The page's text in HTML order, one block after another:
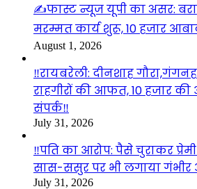
✍️फास्ट न्यूज यूपी का असर:
मरम्मत कार्य शुरू, 10 हजार
August 1, 2026
‼️रायबरेली: दीनशाह
राहगीरों की आफत, 10 हजार की
संपर्क‼️
July 31, 2026
‼️पति का आरोप: पैसे चुराकर
सास-ससुर पर भी लगाया गंभीर
July 31, 2026